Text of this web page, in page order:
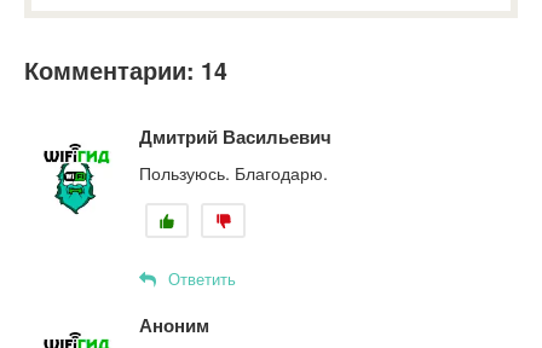
Комментарии: 14
Дмитрий Васильевич
Пользуюсь. Благодарю.
Ответить
Аноним